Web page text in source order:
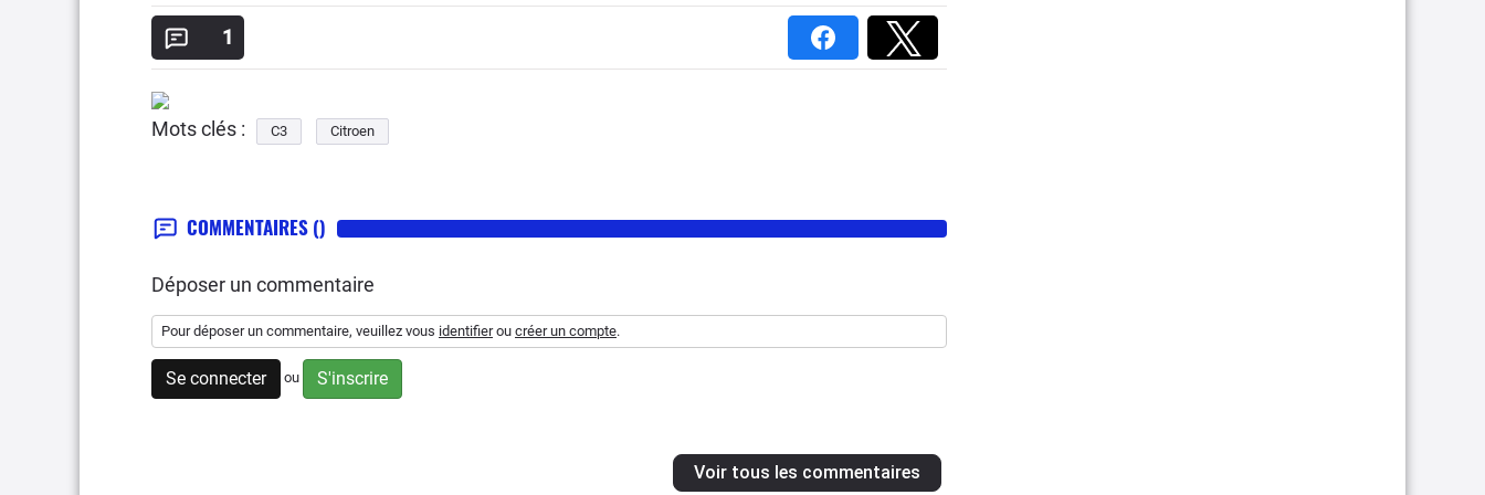
1
Mots clés : C3 Citroen
COMMENTAIRES ()
Déposer un commentaire
Pour déposer un commentaire, veuillez vous identifierou créer un compte.
Se connecter ou S'inscrire
Voir tous les commentaires